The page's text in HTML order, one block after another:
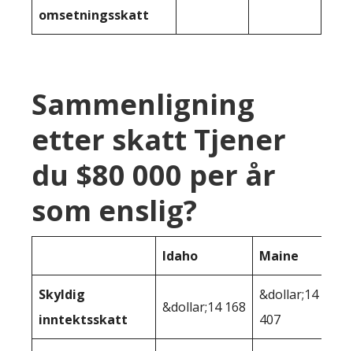
omsetningsskatt
Sammenligning
etter skatt Tjener
du $80 000 per år
som enslig?
Idaho Maine
Skyldig
inntektsskatt
&dollar;14 168
&dollar;14
407